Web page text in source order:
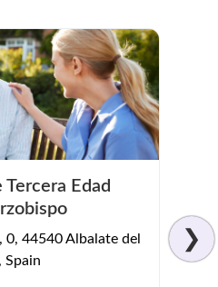
Tercera Edad
0, 44540 Albalate del
Spain
C/
Spain
❯